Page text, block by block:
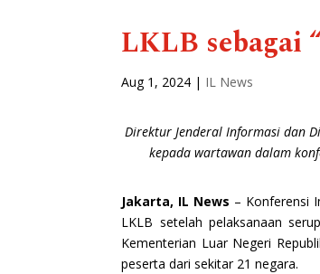
LKLB sebagai
Aug 1, 2024 | IL News
Direktur Jenderal Informasi dan
kepada wartawan dalam
Jakarta, IL News – Konferensi
LKLB setelah pelaksanaan
Kementerian Luar Negeri
peserta dari sekitar 21 negara.